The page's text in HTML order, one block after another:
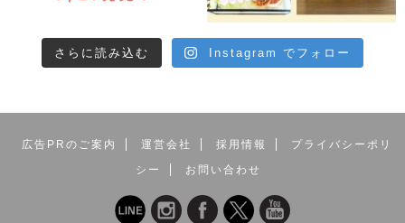
さらに読み込む Instagram でフォロー
広告PRのご案内 運営会社 採用情報
プライバシーポリ
シー
お問い合わせ